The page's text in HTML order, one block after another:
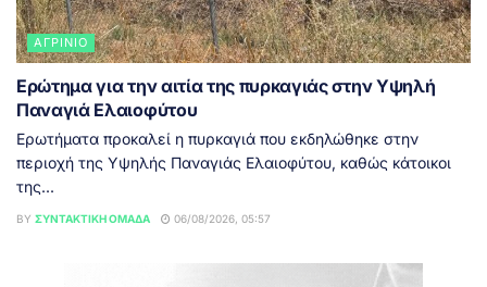
ΑΓΡΊΝΙΟ
Ερώτημα για την αιτία της πυρκαγιάς στην Υψηλή
Παναγιά Ελαιοφύτου
Ερωτήματα προκαλεί η πυρκαγιά που εκδηλώθηκε στην
περιοχή της Υψηλής Παναγιάς Ελαιοφύτου, καθώς κάτοικοι
της...
BY ΣΥΝΤΑΚΤΙΚΉ ΟΜΆΔΑ 06/08/2026, 05:57